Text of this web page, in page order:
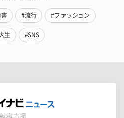
#流行 #ファッション
生 #SNS